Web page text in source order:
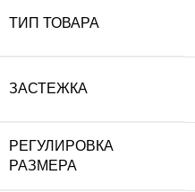
ТИП ТОВАРА
ЗАСТЕЖКА
РЕГУЛИРОВКА
РАЗМЕРА